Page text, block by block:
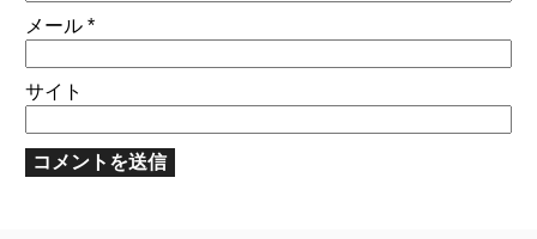
メール *
サイト